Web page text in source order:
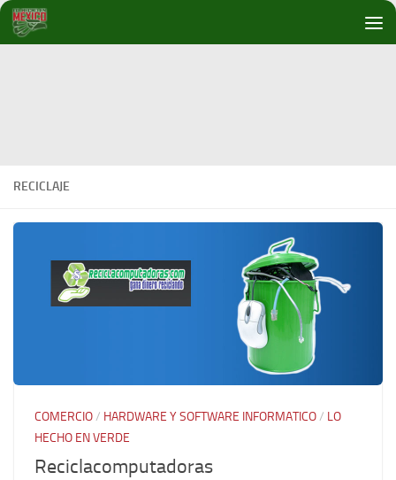
Debajo del contenido
RECICLAJE
COMERCIO/ HARDWARE Y SOFTWARE INFORMATICO/ LO
HECHO EN VERDE
Reciclacomputadoras